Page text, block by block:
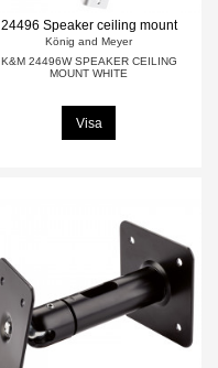
24496 Speaker ceiling mount
König and Meyer
K&M 24496W SPEAKER CEILING
MOUNT WHITE
Visa